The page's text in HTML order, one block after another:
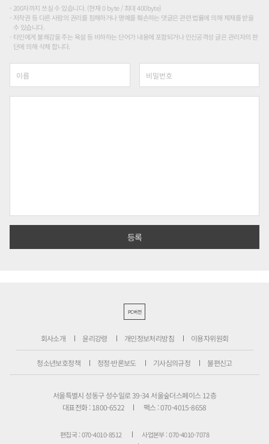
200자까지 쓰실 수 있습니다. (현재 0 byte / 최대 400byte)
저작권 등 다른 사람의 권리를 침해하거나 명예를 훼손하는 댓글은 관련 법률에 의해 제재를 받을
수 있습니다.
타인에게 불쾌감을 주는 욕설 등 비하하는 단어가 내용에 포함되거나 인신공격성 글은 관리자의 판
단에 의해 삭제 합니다.
PC버전
회사소개 윤리강령 개인정보처리방침 이용자위원회
청소년보호정책 정정·반론보도 기사심의규정 불편신고
서울특별시 성동구 성수일로 39-34 서울숲더스페이스 12층
대표전화 : 1800-6522
팩스 : 070-4015-8658
편집국 : 070-4010-8512
사업본부 : 070-4010-7078